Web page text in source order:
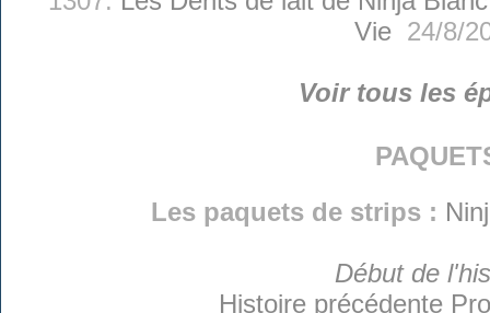
Vie24/8/
Voir tous les
Les paquets de strips :
Début de
Histoire précédente